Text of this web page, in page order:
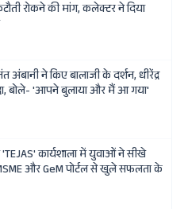
रोकने की मांग, कलेक्टर ने दिया
अंबानी ने किए बालाजी के दर्शन, धीरेंद्र
बोले- 'आपने बुलाया और मैं आ गया'
'TEJAS' कार्यशाला में युवाओं ने सीखे
और GeM पोर्टल से खुले सफलता के